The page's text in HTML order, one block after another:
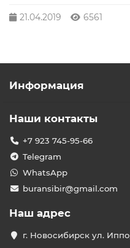
21.04.2019 6561
Информация
Наши контакты
+7 923 745-95-66
Telegram
WhatsApp
buransibir@gmail.com
Наш адрес
г. Новосибирск ул.